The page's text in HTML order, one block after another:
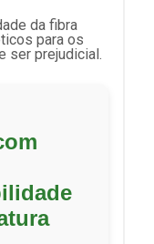
da fibra
para os
ser prejudicial.